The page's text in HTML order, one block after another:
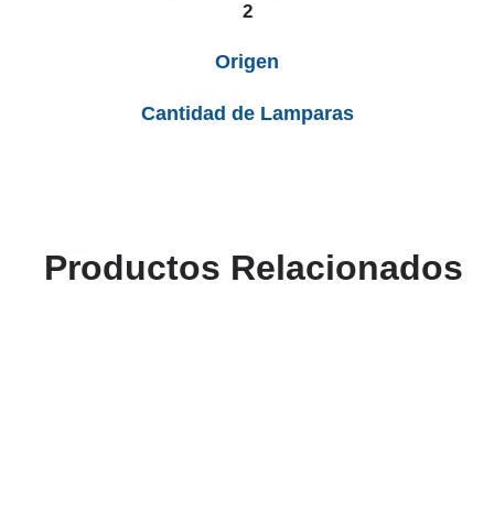
2
Origen
Cantidad de Lamparas
Productos Relacionados